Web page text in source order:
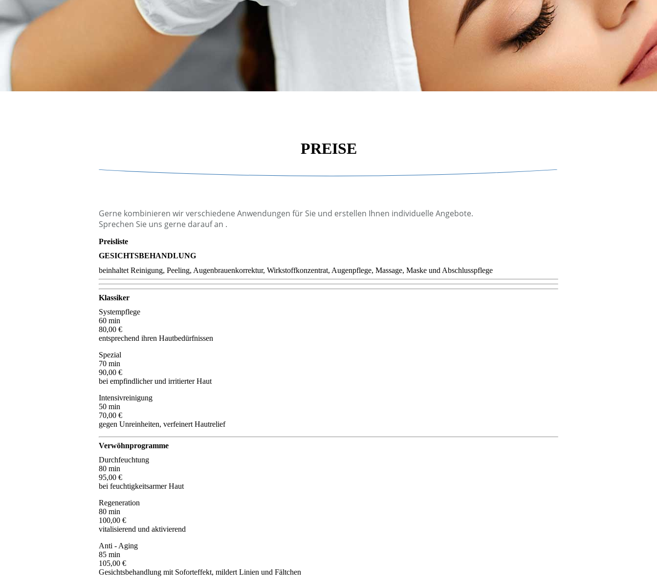
PREISE
Gerne kombinieren wir verschiedene Anwendungen für Sie und erstellen Ihnen individuelle Angebote.
Sprechen Sie uns gerne darauf an .
Preisliste
GESICHTSBEHANDLUNG
beinhaltet Reinigung, Peeling, Augenbrauenkorrektur, Wirkstoffkonzentrat, Augenpflege, Massage, Maske und Abschlusspflege
Klassiker
Systempflege
60 min
80,00 €
entsprechend ihren Hautbedürfnissen
Spezial
70 min
90,00 €
bei empfindlicher und irritierter Haut
Intensivreinigung
50 min
70,00 €
gegen Unreinheiten, verfeinert Hautrelief
Verwöhnprogramme
Durchfeuchtung
80 min
95,00 €
bei feuchtigkeitsarmer Haut
Regeneration
80 min
100,00 €
vitalisierend und aktivierend
Anti - Aging
85 min
105,00 €
Gesichtsbehandlung mit Soforteffekt, mildert Linien und Fältchen